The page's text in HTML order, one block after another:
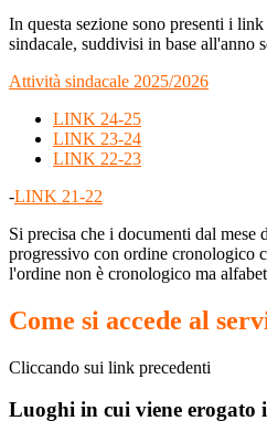
In questa sezione sono presenti i
sindacale, suddivisi in base all'anno
Attività sindacale 2025/2026
LINK 24-25
LINK 23-24
LINK 22-23
-LINK 21-22
Si precisa che i documenti dal mese
progressivo con ordine cronologico
l'ordine non è cronologico ma
Come si accede al
Cliccando sui link precedenti
Luoghi in cui viene erogato